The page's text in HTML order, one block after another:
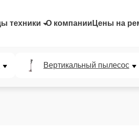
техники О компании Цены на
Вертикальный пылесос